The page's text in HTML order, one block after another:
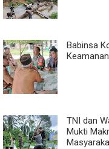
Babinsa
TNI dan
Mukti